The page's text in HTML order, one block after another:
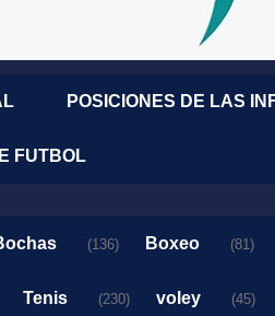
POSICIONES DE LAS
FUTBOL
(136) Boxeo (81)
Tenis (230) voley (45)